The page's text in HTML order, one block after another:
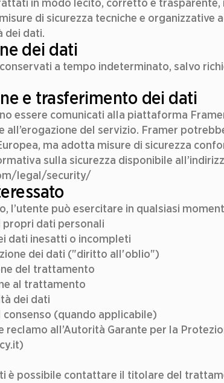
in modo lecito, corretto e
di sicurezza tecniche e organizzative
dei dati.
dei dati
a tempo indeterminato, salvo
e trasferimento dei dati
essere comunicati alla piattaforma
all’erogazione del servizio. Framer
ma adotta misure di sicurezza
sulla sicurezza disponibile
legal/security/
l’utente può esercitare in qualsiasi
propri dati personali
dati inesatti o incompleti
dei dati ("diritto all'oblio")
del trattamento
al trattamento
dei dati
(quando applicabile)
reclamo all’Autorità Garante per la
è possibile contattare il titolare del